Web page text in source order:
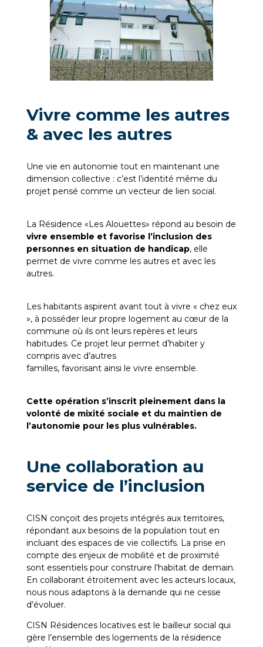
Vivre comme les autres
& avec les autres
Une vie en autonomie tout en maintenant une
dimension collective : c’est l’identité même du
projet pensé comme un vecteur de lien social.
La Résidence «Les Alouettes» répond au besoin de
vivre ensemble et favorise l’inclusion des
personnes en situation de handicap, elle
permet de vivre comme les autres et avec les
autres.
Les habitants aspirent avant tout à vivre « chez eux
», à posséder leur propre logement au cœur de la
commune où ils ont leurs repères et leurs
habitudes. Ce projet leur permet d’habiter y
compris avec d’autres
familles, favorisant ainsi le vivre ensemble.
Cette opération s’inscrit pleinement dans la
volonté de mixité sociale et du maintien de
l’autonomie pour les plus vulnérables.
Une collaboration au
service de l’inclusion
CISN conçoit des projets intégrés aux territoires,
répondant aux besoins de la population tout en
incluant des espaces de vie collectifs. La prise en
compte des enjeux de mobilité et de proximité
sont essentiels pour construire l’habitat de demain.
En collaborant étroitement avec les acteurs locaux,
nous nous adaptons à la demande qui ne cesse
d’évoluer.
CISN Résidences locatives est le bailleur social qui
gère l’ensemble des logements de la résidence